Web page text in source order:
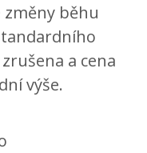
změny běhu
a cena
výše.